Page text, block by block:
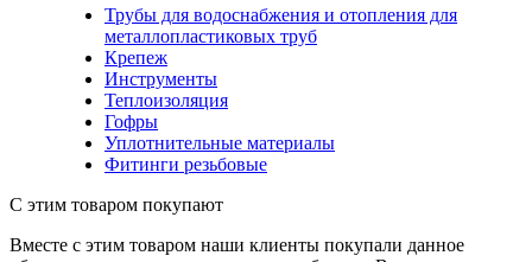
Трубы для водоснабжения и отопления для
металлопластиковых труб
Крепеж
Инструменты
Теплоизоляция
Гофры
Уплотнительные материалы
Фитинги резьбовые
С этим товаром покупают
Вместе с этим товаром наши клиенты покупали данное